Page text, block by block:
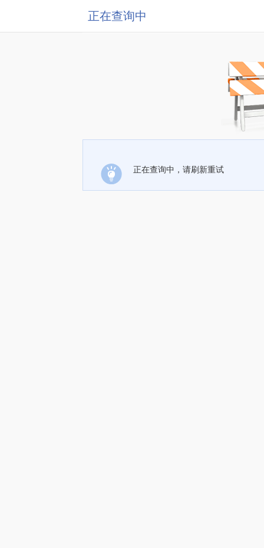
正在查询中
正在查询中，请刷新重试